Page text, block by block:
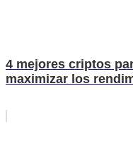
4 mejores criptos
maximizar los